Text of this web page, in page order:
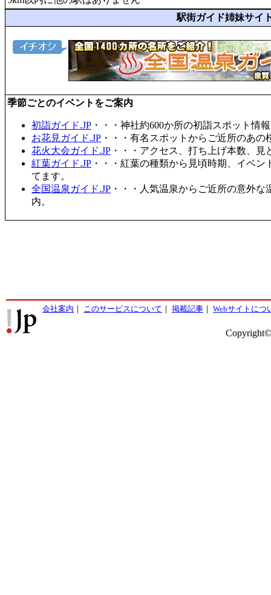
駅街ガイド姉妹サイ
季節ごとのイベントをご案内
初詣ガイド.JP ・・・神社約600か所の初詣スポット情
お花見ガイド.JP ・・・有名スポットからご近所のあ
花火大会ガイド.JP ・・・アクセス、打ち上げ本数、
紅葉ガイド.JP ・・・紅葉の種類から見頃時期、イベ
てます。
全国温泉ガイド.JP ・・・人気温泉からご近所の意外
内。
会社案内 ｜ このサービスについて ｜ 掲載記事 ｜ Webサイトにつ